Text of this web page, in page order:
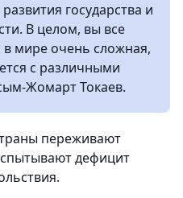
государства и
В целом, вы все
в мире очень сложная,
с различными
Жомарт Токаев.
переживают
дефицит